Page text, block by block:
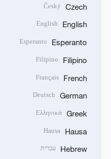
Czech
Český
English
English
Esperanto
Esperanto
Filipino
Filipino
French
Français
German
Deutsch
Greek
Ελληνικά
Hausa
Hausa
Hebrew עברית